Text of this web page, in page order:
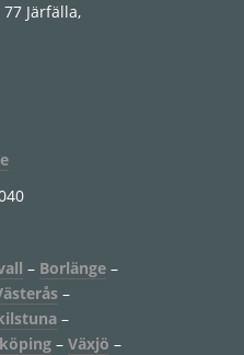
Järfälla,
– Borlänge –
–
–
– Växjö –